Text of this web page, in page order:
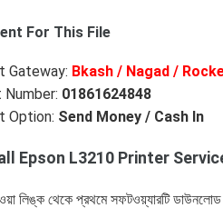
For This File
Gateway: Bkash / Nagad /
01861624848
Option: Send Money / Cash In
Epson L3210 Printer
লিঙ্ক থেকে প্রথমে সফটওয়্যারটি